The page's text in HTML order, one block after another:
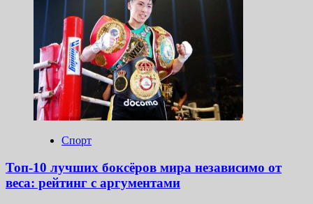
новинками:
Chery
и бывшая
SsangYong
заключили
соглашение
о партнерстве
Спорт
Топ-10 лучших боксёров мира независимо от
веса: рейтинг с аргументами